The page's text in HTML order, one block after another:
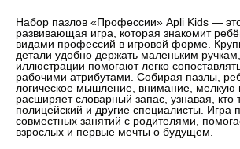
Набор пазлов «Профессии» Apli Kids —
развивающая игра, которая знакомит
видами профессий в игровой форме.
детали удобно держать маленьким
иллюстрации помогают легко
рабочими атрибутами. Собирая пазлы,
логическое мышление, внимание, мелкую
расширяет словарный запас, узнавая, кто
полицейский и другие специалисты. Игра
совместных занятий с родителями,
взрослых и первые мечты о будущем.